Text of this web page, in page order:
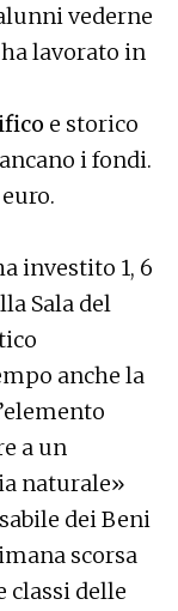
vederne
lavorato in
e storico
i fondi.
investito 1, 6
Sala del
anche la
a un
naturale»
dei Beni
scorsa
classi delle